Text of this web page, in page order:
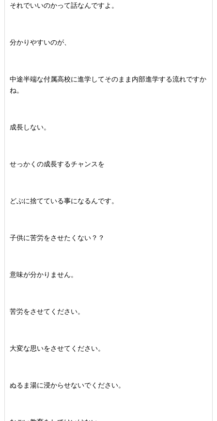
それでいいのかって話なんですよ。
分かりやすいのが、
中途半端な付属高校に進学してそのまま内部進学する流れですか
ね。
成長しない。
せっかくの成長するチャンスを
どぶに捨てている事になるんです。
子供に苦労をさせたくない？？
意味が分かりません。
苦労をさせてください。
大変な思いをさせてください。
ぬるま湯に浸からせないでください。